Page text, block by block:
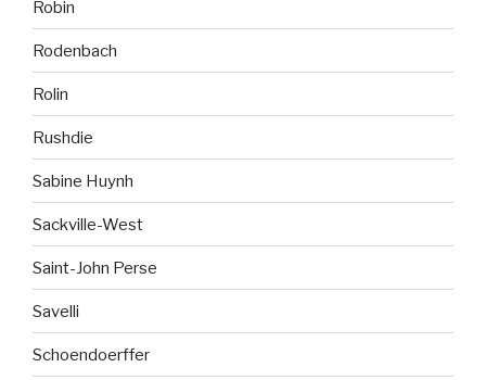
Robin
Rodenbach
Rolin
Rushdie
Sabine Huynh
Sackville-West
Saint-John Perse
Savelli
Schoendoerffer